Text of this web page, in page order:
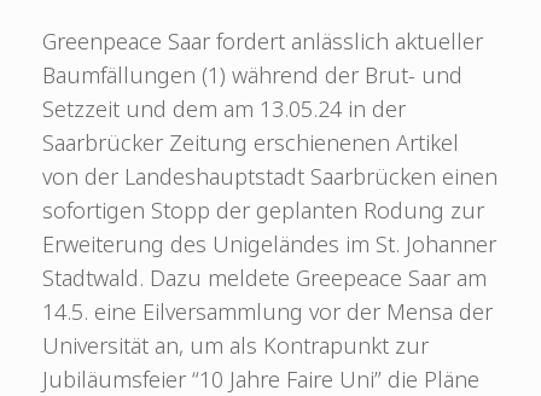
Greenpeace Saar fordert anlässlich aktueller
Baumfällungen (1) während der Brut- und
Setzzeit und dem am 13.05.24 in der
Saarbrücker Zeitung erschienenen Artikel
von der Landeshauptstadt Saarbrücken einen
sofortigen Stopp der geplanten Rodung zur
Erweiterung des Unigeländes im St. Johanner
Stadtwald. Dazu meldete Greepeace Saar am
14.5. eine Eilversammlung vor der Mensa der
Universität an, um als Kontrapunkt zur
Jubiläumsfeier “10 Jahre Faire Uni” die Pläne